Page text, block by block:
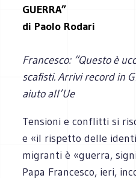
GUERRA”
di Paolo Rodari
Francesco: “Questo è
scafisti. Arrivi record in
aiuto all’Ue
Tensioni e conflitti si
e «il rispetto delle
migranti è «guerra,
Papa Francesco, ieri,